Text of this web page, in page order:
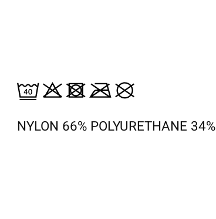
NYLON 66% POLYURETHANE 34%